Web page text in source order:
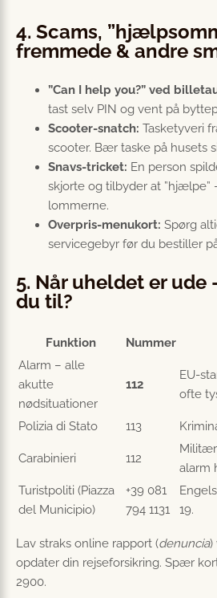
4. Scams,
fremmede & andre
”Can I help you?” ved
tast selv PIN og vent på
Scooter-snatch: Tasketyveri
scooter. Bær taske på husets
Snavs-tricket: En person
skjorte og tilbyder at
lommerne.
Overpris-menukort: Spørg
servicegebyr før du bestiller
5. Når uheldet er ude
du til?
Funktion Nummer
Alarm – alle
akutte
nødsituationer
112
EU-
ofte
Polizia di Stato 113
Carabinieri 112
alarm
Turistpoliti (Piazza
del Municipio)
+39 081
794 1131
19.
Lav straks online rapport (denuncia)
opdater din rejseforsikring. Spær
2900.